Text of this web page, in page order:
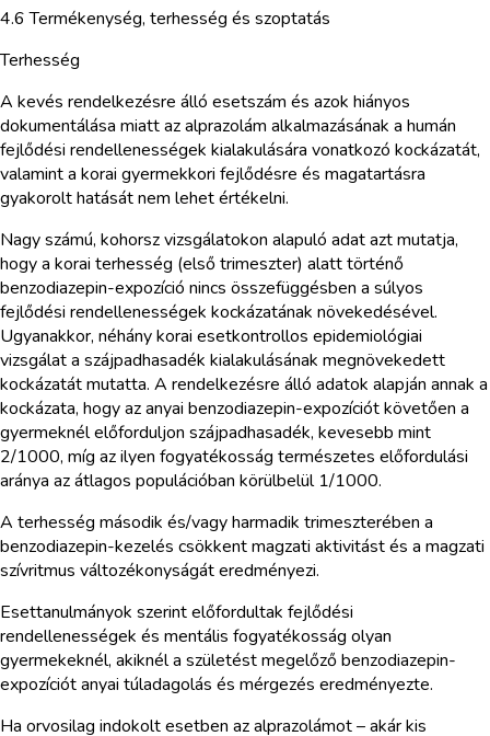
4.6 Termékenység, terhesség és szoptatás
Terhesség
A kevés rendelkezésre álló esetszám és azok hiányos
dokumentálása miatt az alprazolám alkalmazásának a humán
fejlődési rendellenességek kialakulására vonatkozó kockázatát,
valamint a korai gyermekkori fejlődésre és magatartásra
gyakorolt hatását nem lehet értékelni.
Nagy számú, kohorsz vizsgálatokon alapuló adat azt mutatja,
hogy a korai terhesség (első trimeszter) alatt történő
benzodiazepin-expozíció nincs összefüggésben a súlyos
fejlődési rendellenességek kockázatának növekedésével.
Ugyanakkor, néhány korai esetkontrollos epidemiológiai
vizsgálat a szájpadhasadék kialakulásának megnövekedett
kockázatát mutatta. A rendelkezésre álló adatok alapján annak a
kockázata, hogy az anyai benzodiazepin-expozíciót követően a
gyermeknél előforduljon szájpadhasadék, kevesebb mint
2/1000, míg az ilyen fogyatékosság természetes előfordulási
aránya az átlagos populációban körülbelül 1/1000.
A terhesség második és/vagy harmadik trimeszterében a
benzodiazepin-kezelés csökkent magzati aktivitást és a magzati
szívritmus változékonyságát eredményezi.
Esettanulmányok szerint előfordultak fejlődési
rendellenességek és mentális fogyatékosság olyan
gyermekeknél, akiknél a születést megelőző benzodiazepin-
expozíciót anyai túladagolás és mérgezés eredményezte.
Ha orvosilag indokolt esetben az alprazolámot – akár kis